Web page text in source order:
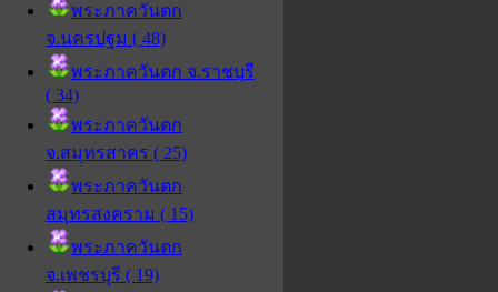
พระภาควันตก
จ.นครปฐม ( 48)
พระภาควันตก จ.ราชบุรี
( 34)
พระภาควันตก
จ.สมุทรสาคร ( 25)
พระภาควันตก
สมุทรสงคราม ( 15)
พระภาควันตก
จ.เพชรบุรี ( 19)